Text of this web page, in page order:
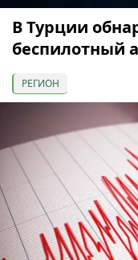
В Турции
беспилотный
РЕГИОН